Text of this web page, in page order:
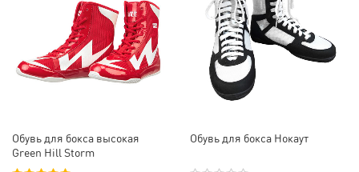
Обувь для бокса высокая
Green Hill Storm
Обувь для бокса Нокаут